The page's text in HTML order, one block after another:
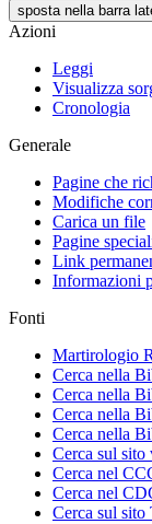
sposta nella barra
Azioni
Leggi
Visualizza
Cronologia
Generale
Pagine che
Modifiche
Carica un file
Pagine
Link
Informazioni
Fonti
Martirologio
Cerca nella
Cerca nella
Cerca nella
Cerca nella
Cerca sul sito
Cerca nel
Cerca nel
Cerca sul sito